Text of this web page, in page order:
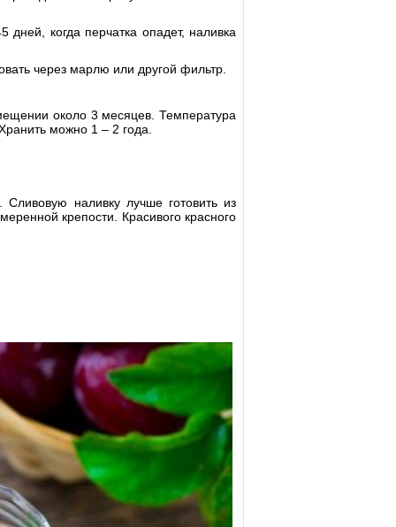
когда перчатка опадет, наливка
через марлю или другой фильтр.
около 3 месяцев. Температура
можно 1 – 2 года.
Сливовую наливку лучше готовить из
крепости. Красивого красного